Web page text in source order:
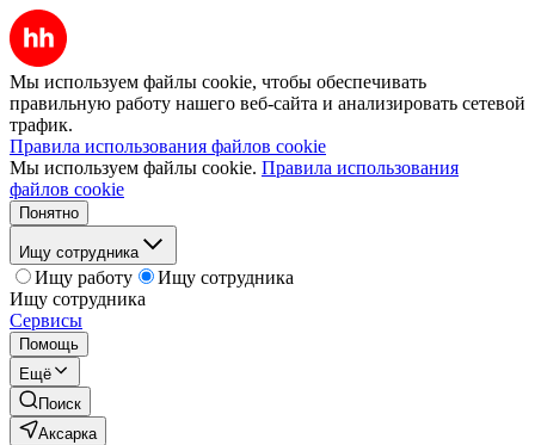
Мы используем файлы cookie, чтобы обеспечивать
правильную работу нашего веб-сайта и анализировать сетевой
трафик.
Правила использования файлов cookie
Мы используем файлы cookie. Правила использования
файлов cookie
Понятно
Ищу сотрудника
Ищу работу
Ищу сотрудника
Ищу сотрудника
Сервисы
Помощь
Ещё
Поиск
Аксарка